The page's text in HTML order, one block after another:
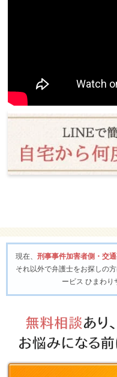
現在、 刑事事件加害者側・交
それ以外で弁護士をお探しの
ービス ひまわり